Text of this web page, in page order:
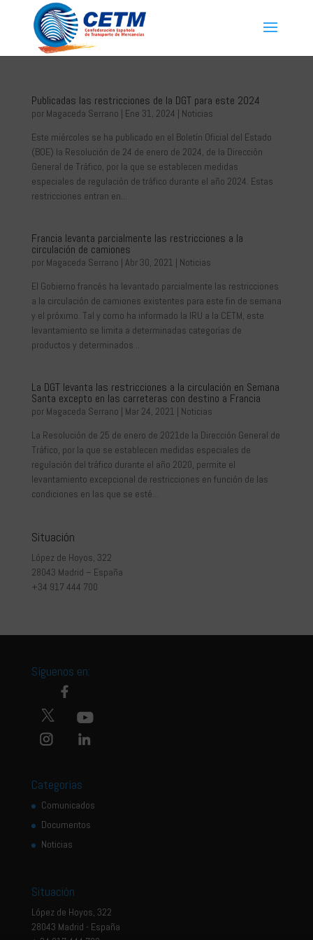
Publicadas las restricciones de la DGT para este 2024
por Magaceda Serrano | Ene 31, 2024 | Noticias
Este miércoles se ha publicado en el Boletín Oficial del Estado
(BOE) la Resolución de 24 de enero de 2024, de la Dirección
General de Tráfico, por la que se establecen medidas
especiales de regulación de tráfico durante el año 2024. Estas
restricciones entran en...
Francia levanta parcialmente las restricciones a la
circulación de camiones
por Magaceda Serrano | Abr 30, 2021 | Noticias
El Gobierno francés ha levantado parcialmente las restricciones
a la circulación de camiones existentes para este fin de semana
y el próximo. Tal y como ha informado la IRU a la CETM, este
levantamiento se limita a determinadas categorías de
productos y determinados...
La DGT levanta las restricciones a la circulación en Semana
Santa excepto en las carreteras con destino a Francia
por Magaceda Serrano | Mar 24, 2021 | Noticias
La Resolución de 25 de enero de 2021de la Dirección General de
Tráfico, por la que se establecen medidas especiales de
regulación del tráfico durante el año 2020, permite el
levantamiento excepcional de restricciones en función de las
condiciones en las que se esté...
Situación
López de Hoyos, 322
28043 Madrid – España
+34 917 444 700
Síguenos en:
Categorías
Comunicados
Documentos
Noticias
Situación
López de Hoyos, 322
28043 Madrid - España